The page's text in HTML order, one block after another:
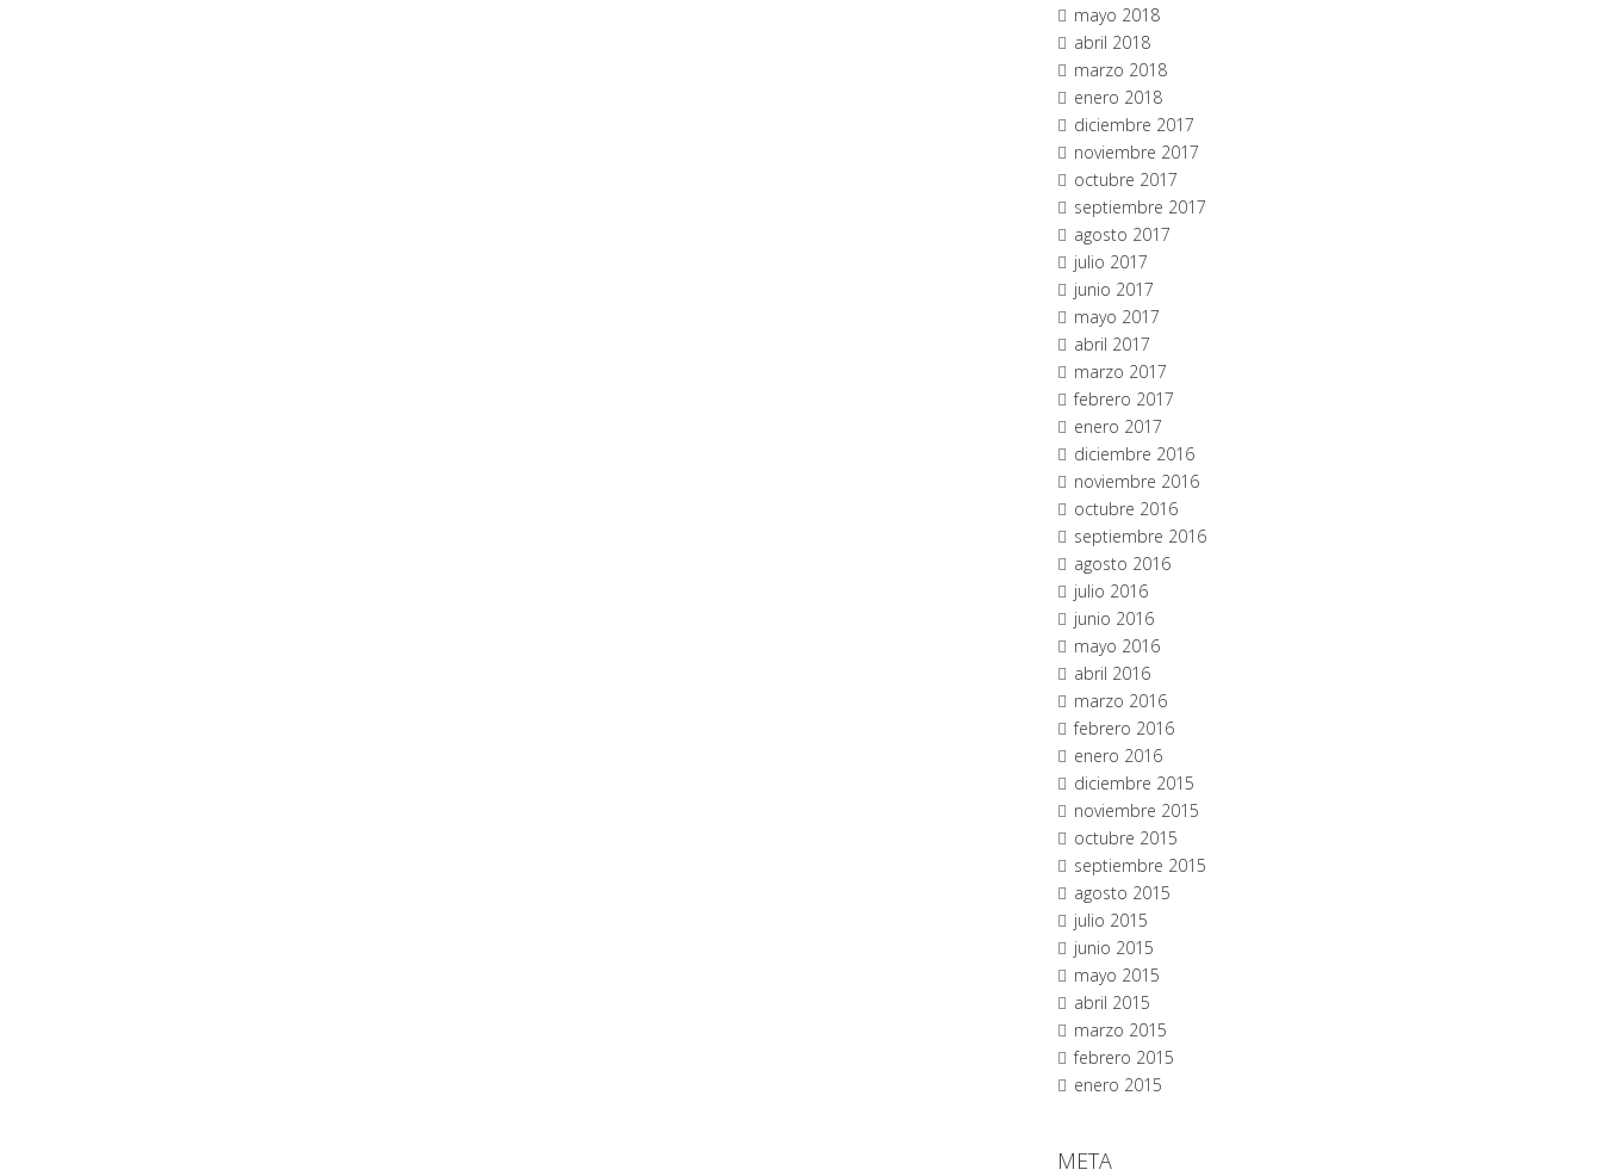
mayo 2018
abril 2018
marzo 2018
enero 2018
diciembre 2017
noviembre 2017
octubre 2017
septiembre 2017
agosto 2017
julio 2017
junio 2017
mayo 2017
abril 2017
marzo 2017
febrero 2017
enero 2017
diciembre 2016
noviembre 2016
octubre 2016
septiembre 2016
agosto 2016
julio 2016
junio 2016
mayo 2016
abril 2016
marzo 2016
febrero 2016
enero 2016
diciembre 2015
noviembre 2015
octubre 2015
septiembre 2015
agosto 2015
julio 2015
junio 2015
mayo 2015
abril 2015
marzo 2015
febrero 2015
enero 2015
META